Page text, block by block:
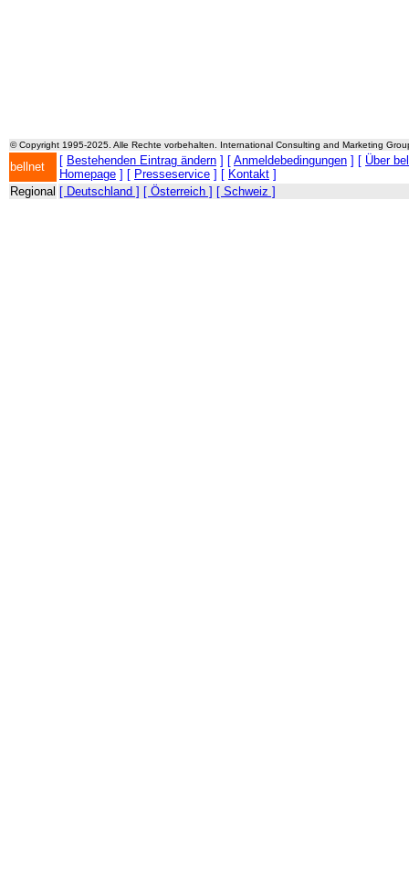
© Copyright 1995-2025. Alle Rechte vorbehalten. International Consulting and Marketing
bellnet [ Bestehenden Eintrag ändern ] [ Anmeldebedingungen ] [ Über
Homepage ] [ Presseservice ] [ Kontakt ]
Regional [ Deutschland ] [ Österreich ] [ Schweiz ]